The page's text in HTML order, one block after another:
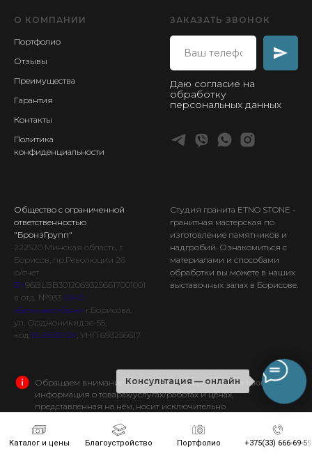
Каталог и цены Благоустройство Портфолио +375(33) 666-69-59
Консультация — онлайн
О КОМПАНИИ
Портфолио
Отзывы
Преимущества
Гарантия
Контакты
Политика
конфиденциальности
ЗАКАЗАТЬ ЗВОНОК
Даю согласие на
обработку
персональных данных
Общество с ограниченной
ответственностью
"БронзГрупп"
222520 Минская область, г.
Борисов, пр.Революции 26
р/счет
BY96BLBB30120693256617001001
в отд. №933 ОАО
«Белинвестбанк» г.Борисова,
ул. Орджоникидзе-55,
код BLBBBY2X , УНП 693256617
Студия гранита ETNO STONE -
гранитная мастерская по
изготовление памятников и
надгробий. Ознакомиться с
материалами и способами
обработки вы можете в наших
выставочных залах в Борисове.
Обращаем внимание, что данный интернет-сайт, а также вся
информация о товарах/услугах/работах и ценах,
представленная на нём, носит исключительно
является публичной офертой. Для получения подробной
информации о наличии и стоимости указанных товаров/услуг/